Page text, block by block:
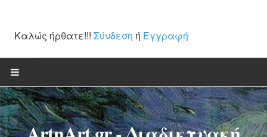
Καλώς ήρθατε!!! Σύνδεση ή Εγγραφή
ΑΡΧΙΚΉ
ΈΡΓΑ ΤΈΧΝΗΣ